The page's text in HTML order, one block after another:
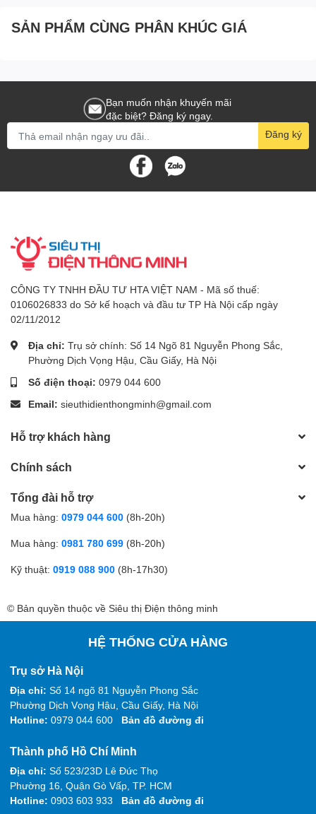
SẢN PHẨM CÙNG PHÂN KHÚC GIÁ
Bạn muốn nhận khuyến mãi
đặc biệt? Đăng ký ngay.
Đăng ký
CÔNG TY TNHH ĐẦU TƯ HTA VIỆT NAM - Mã số thuế:
0106026833 do Sở kế hoạch và đầu tư TP Hà Nội cấp ngày
02/11/2012
Địa chỉ: Trụ sở chính: Số 14 Ngõ 81 Nguyễn Phong Sắc,
Phường Dịch Vọng Hậu, Cầu Giấy, Hà Nội
Số điện thoại: 0979 044 600
Email: sieuthidienthongminh@gmail.com
Hỗ trợ khách hàng
Chính sách
Tổng đài hỗ trợ
Mua hàng: 0979 044 600 (8h-20h)
Mua hàng: 0981 780 699 (8h-20h)
Kỹ thuật: 0919 088 900 (8h-17h30)
© Bản quyền thuộc về Siêu thị Điện thông minh
HỆ THỐNG CỬA HÀNG
Trụ sở Hà Nội
Địa chỉ: Số 14 ngõ 81 Nguyễn Phong Sắc
Phường Dịch Vọng Hậu, Cầu Giấy, Hà Nội
Hotline: 0979 044 600 Bản đồ đường đi
Thành phố Hồ Chí Minh
Địa chỉ: Số 523/23D Lê Đức Thọ
Phường 16, Quận Gò Vấp, TP. HCM
Hotline: 0903 603 933 Bản đồ đường đi